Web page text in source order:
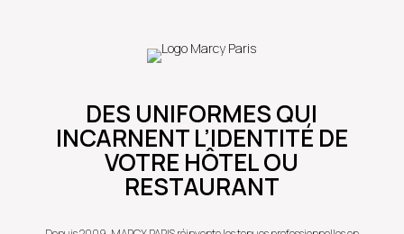
DES UNIFORMES QUI
INCARNENT L’IDENTITÉ DE
VOTRE HÔTEL OU
RESTAURANT